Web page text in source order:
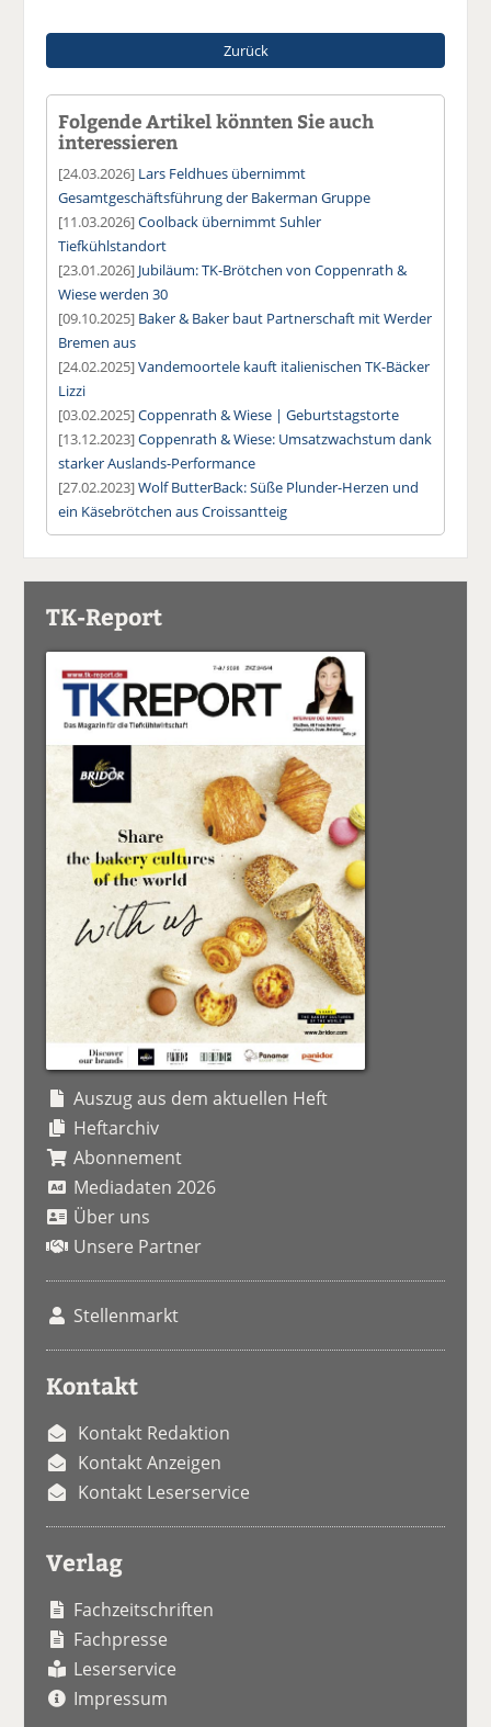
Zurück
Folgende Artikel könnten Sie auch
interessieren
[24.03.2026] Lars Feldhues übernimmt
Gesamtgeschäftsführung der Bakerman Gruppe
[11.03.2026]Coolback übernimmt Suhler
Tiefkühlstandort
[23.01.2026] Jubiläum: TK-Brötchen von Coppenrath &
Wiese werden 30
[09.10.2025] Baker & Baker baut Partnerschaft mit Werder
Bremen aus
[24.02.2025]Vandemoortele kauft italienischen TK-Bäcker
Lizzi
[03.02.2025]Coppenrath & Wiese | Geburtstagstorte
[13.12.2023]Coppenrath & Wiese: Umsatzwachstum dank
starker Auslands-Performance
[27.02.2023]Wolf ButterBack: Süße Plunder-Herzen und
ein Käsebrötchen aus Croissantteig
TK-Report
Auszug aus dem aktuellen Heft
Heftarchiv
Abonnement
Mediadaten 2026
Über uns
Unsere Partner
Stellenmarkt
Kontakt
Kontakt Redaktion
Kontakt Anzeigen
Kontakt Leserservice
Verlag
Fachzeitschriften
Fachpresse
Leserservice
Impressum